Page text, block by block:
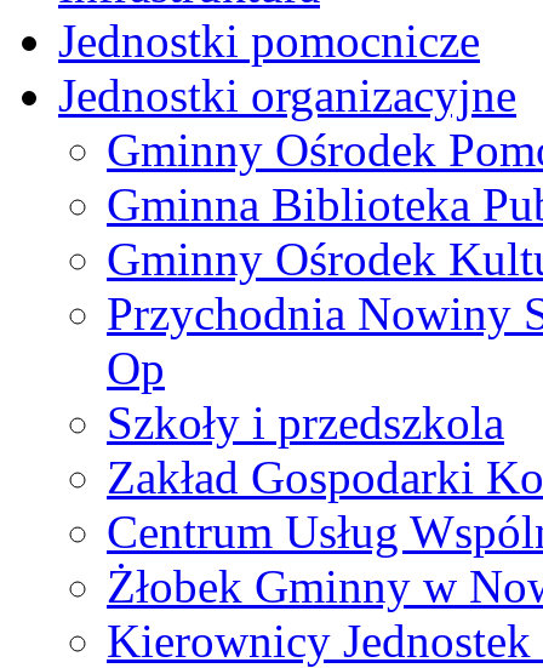
Jednostki pomocnicze
Jednostki organizacyjne
Gminny Ośrodek
Gminna Biblioteka
Gminny Ośrodek
Przychodnia Nowiny
Op
Szkoły i przedszkola
Zakład Gospodarki
Centrum Usług
Żłobek Gminny w
Kierownicy